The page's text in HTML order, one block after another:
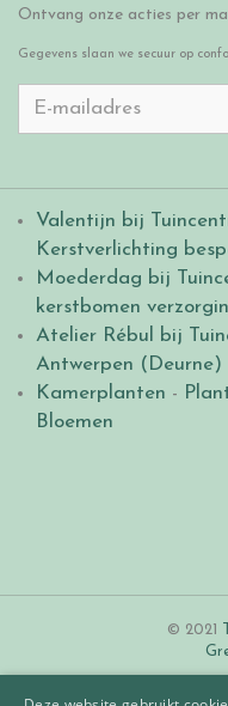
Ontvang onze acties per
Gegevens slaan we secuur op
Valentijn bij
Kerstverlichting
Moederdag bij
kerstbomen
Atelier Rébul bij
Antwerpen (Deurne)
Kamerplanten -
Bloemen
© 2021